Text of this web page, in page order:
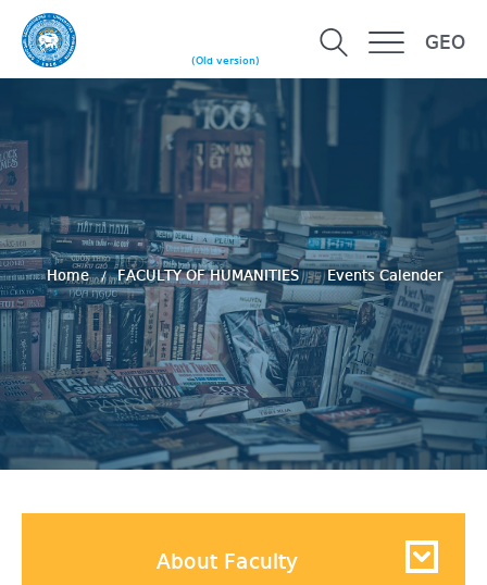
(Old version)
GEO
Home FACULTY OF HUMANITIES Events Calender
About Faculty